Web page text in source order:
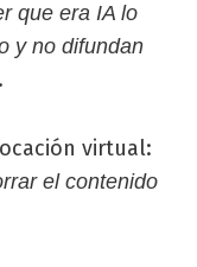
que era IA lo
y no difundan
virtual:
el contenido